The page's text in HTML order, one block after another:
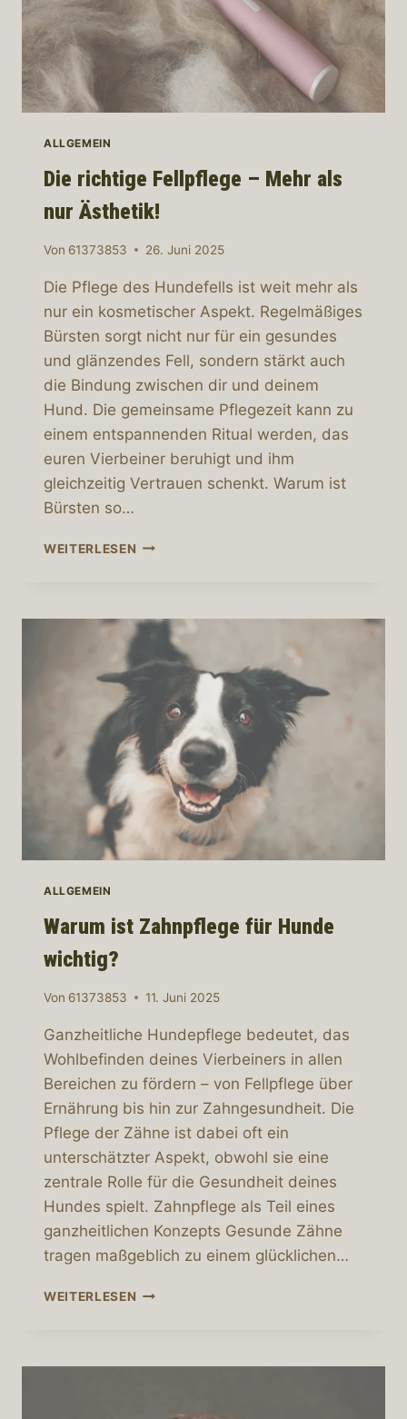
ALLGEMEIN
Die richtige Fellpflege – Mehr als
nur Ästhetik!
Von 61373853 26. Juni 2025
Die Pflege des Hundefells ist weit mehr als
nur ein kosmetischer Aspekt. Regelmäßiges
Bürsten sorgt nicht nur für ein gesundes
und glänzendes Fell, sondern stärkt auch
die Bindung zwischen dir und deinem
Hund. Die gemeinsame Pflegezeit kann zu
einem entspannenden Ritual werden, das
euren Vierbeiner beruhigt und ihm
gleichzeitig Vertrauen schenkt. Warum ist
Bürsten so…
WEITERLESEN DIE
MEHR
NUR
ÄSTHETIK!
ALLGEMEIN
Warum ist Zahnpflege für Hunde
wichtig?
Von 61373853 11. Juni 2025
Ganzheitliche Hundepflege bedeutet, das
Wohlbefinden deines Vierbeiners in allen
Bereichen zu fördern – von Fellpflege über
Ernährung bis hin zur Zahngesundheit. Die
Pflege der Zähne ist dabei oft ein
unterschätzter Aspekt, obwohl sie eine
zentrale Rolle für die Gesundheit deines
Hundes spielt. Zahnpflege als Teil eines
ganzheitlichen Konzepts Gesunde Zähne
tragen maßgeblich zu einem glücklichen…
WEITERLESEN WARUM
HUNDE